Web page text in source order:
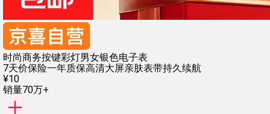
时尚商务按键彩灯男女银色电子表
7天价保险一年质保高清大屏亲肤表带持久续航
¥10
销量70万+